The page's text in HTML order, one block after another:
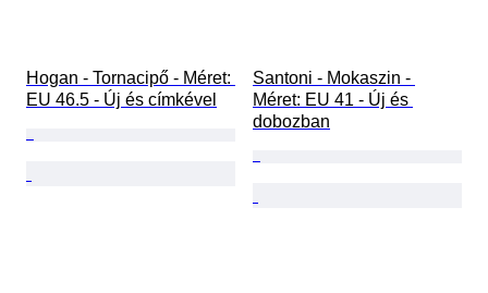
Hogan - Tornacipő - Méret:
EU 46.5 - Új és címkével
Santoni - Mokaszin -
Méret: EU 41 - Új és
dobozban